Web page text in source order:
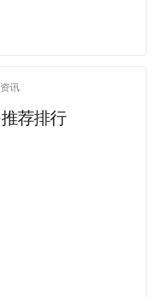
讯
荐排行